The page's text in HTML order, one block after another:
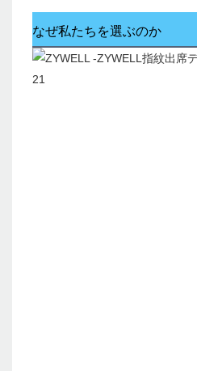
なぜ私たちを選ぶのか